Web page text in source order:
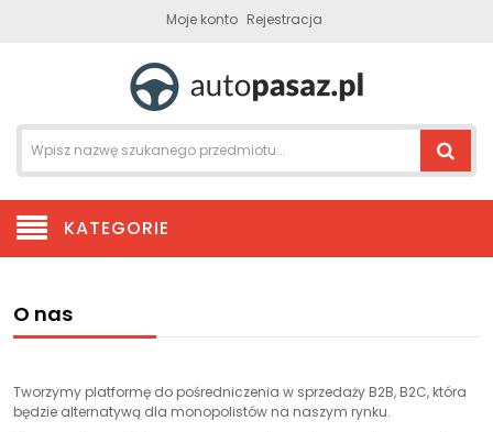
Moje konto Rejestracja
KATEGORIE
O nas
Tworzymy platformę do pośredniczenia w sprzedaży B2B, B2C, która
będzie alternatywą dla monopolistów na naszym rynku.